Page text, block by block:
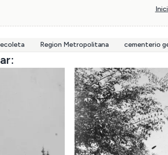
Region Metropolitana cementerio